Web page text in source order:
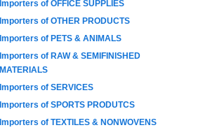
Importers of OFFICE SUPPLIES
Importers of OTHER PRODUCTS
Importers of PETS & ANIMALS
Importers of RAW & SEMIFINISHED
MATERIALS
Importers of SERVICES
Importers of SPORTS PRODUTCS
Importers of TEXTILES & NONWOVENS